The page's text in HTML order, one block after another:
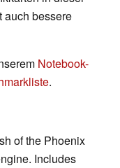
auch bessere
Notebook-
.
of the Phoenix
Includes